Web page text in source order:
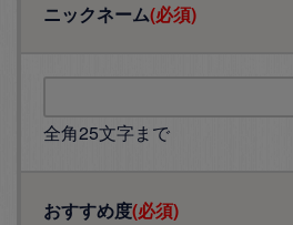
ニックネーム(必須)
全角25文字まで
おすすめ度(必須)